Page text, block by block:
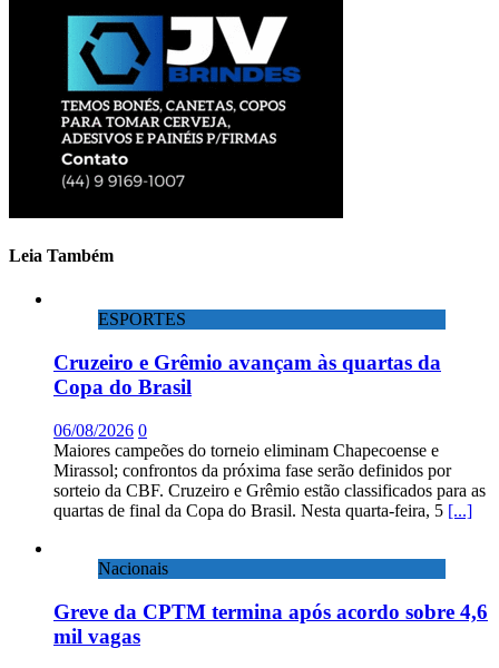
Leia Também
ESPORTES
Cruzeiro e Grêmio avançam às quartas da
Copa do Brasil
06/08/2026 0
Maiores campeões do torneio eliminam Chapecoense e
Mirassol; confrontos da próxima fase serão definidos por
sorteio da CBF. Cruzeiro e Grêmio estão classificados para as
quartas de final da Copa do Brasil. Nesta quarta-feira, 5 [...]
Nacionais
Greve da CPTM termina após acordo sobre 4,6
mil vagas